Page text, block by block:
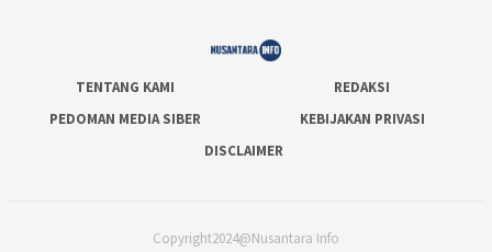
TENTANG KAMI
REDAKSI
PEDOMAN MEDIA SIBER
KEBIJAKAN PRIVASI
DISCLAIMER
Copyright2024@Nusantara Info